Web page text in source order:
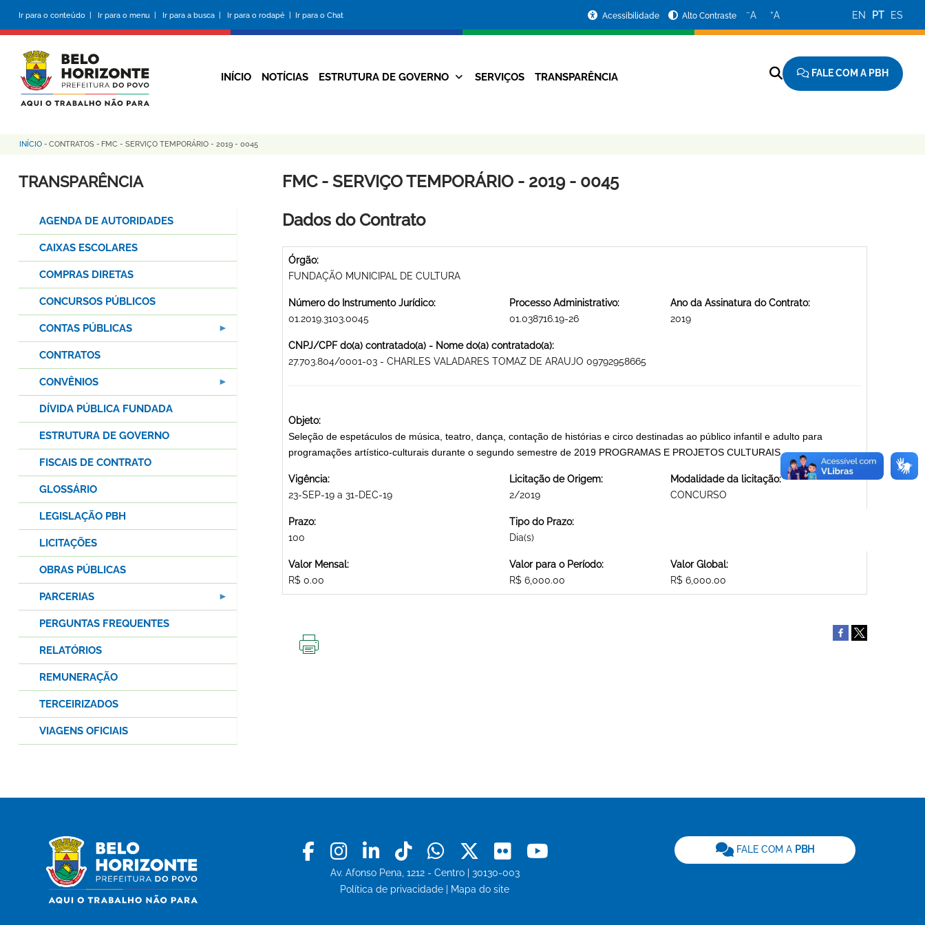
conteúdo
principal
Ir para o conteúdo | Ir para o menu | Ir para a busca | Ir para o rodapé | Ir para o Chat
da
Prefeitura
Acessibilidade Alto Contraste −A +A EN PT ES
Navegação
INÍCIO NOTÍCIAS ESTRUTURA DE GOVERNO SERVIÇOS TRANSPARÊNCIA FALE COM A PBH
Trilha
de
INÍCIO - CONTRATOS - FMC - SERVIÇO TEMPORÁRIO - 2019 - 0045
FMC - SERVIÇO TEMPORÁRIO - 2019 - 0045
Dados do Contrato
Órgão:
FUNDAÇÃO MUNICIPAL DE CULTURA
Número do Instrumento Jurídico:
01.2019.3103.0045
Processo Administrativo:
01.038716.19-26
Ano da Assinatura do Contrato:
2019
CNPJ/CPF do(a) contratado(a) - Nome do(a) contratado(a):
27.703.804/0001-03 - CHARLES VALADARES TOMAZ DE ARAUJO 09792958665
Objeto:
Seleção de espetáculos de música, teatro, dança, contação de histórias e circo destinadas ao público infantil e adulto para
programações artístico-culturais durante o segundo semestre de 2019 PROGRAMAS E PROJETOS CULTURAIS
Vigência:
23-SEP-19 a 31-DEC-19
Licitação de Origem:
2/2019
Modalidade da licitação:
CONCURSO
Prazo:
100
Tipo do Prazo:
Dia(s)
Valor Mensal:
R$ 0.00
Valor para o Período:
R$ 6,000.00
Valor Global:
R$ 6,000.00
TRANSPARÊNCIA
AGENDA DE AUTORIDADES
CAIXAS ESCOLARES
COMPRAS DIRETAS
CONCURSOS PÚBLICOS
CONTAS PÚBLICAS
CONTRATOS
CONVÊNIOS
DÍVIDA PÚBLICA FUNDADA
ESTRUTURA DE GOVERNO
FISCAIS DE CONTRATO
GLOSSÁRIO
LEGISLAÇÃO PBH
LICITAÇÕES
OBRAS PÚBLICAS
PARCERIAS
PERGUNTAS FREQUENTES
RELATÓRIOS
REMUNERAÇÃO
TERCEIRIZADOS
VIAGENS OFICIAIS
Facebook
Instagram
LinkedinTiktokWhatsapp
X Flickr
Av. Afonso Pena, 1212 - Centro | 30130-003
Política de privacidade
Mapa do site
FALE COM A PBH